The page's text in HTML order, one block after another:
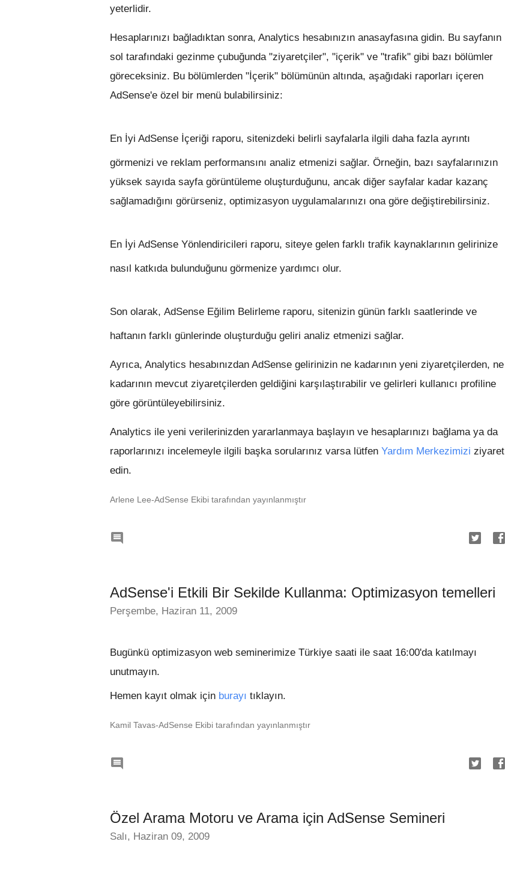
yeterlidir.
Hesaplarınızı bağladıktan sonra, Analytics hesabınızın anasayfasına gidin. Bu sayfanın
sol tarafındaki gezinme çubuğunda "ziyaretçiler", "içerik" ve "trafik" gibi bazı bölümler
göreceksiniz. Bu bölümlerden "İçerik" bölümünün altında, aşağıdaki raporları içeren
AdSense'e özel bir menü bulabilirsiniz:
En İyi AdSense İçeriği raporu, sitenizdeki belirli sayfalarla ilgili daha fazla ayrıntı
görmenizi ve reklam performansını analiz etmenizi sağlar. Örneğin, bazı sayfalarınızın
yüksek sayıda sayfa görüntüleme oluşturduğunu, ancak diğer sayfalar kadar kazanç
sağlamadığını görürseniz, optimizasyon uygulamalarınızı ona göre değiştirebilirsiniz.
En İyi AdSense Yönlendiricileri raporu, siteye gelen farklı trafik kaynaklarının gelirinize
nasıl katkıda bulunduğunu görmenize yardımcı olur.
Son olarak, AdSense Eğilim Belirleme raporu, sitenizin günün farklı saatlerinde ve
haftanın farklı günlerinde oluşturduğu geliri analiz etmenizi sağlar.
Ayrıca, Analytics hesabınızdan AdSense gelirinizin ne kadarının yeni ziyaretçilerden, ne
kadarının mevcut ziyaretçilerden geldiğini karşılaştırabilir ve gelirleri kullanıcı profiline
göre görüntüleyebilirsiniz.
Analytics ile yeni verilerinizden yararlanmaya başlayın ve hesaplarınızı bağlama ya da
raporlarınızı incelemeyle ilgili başka sorularınız varsa lütfen Yardım Merkezimizi ziyaret
edin.
Arlene Lee-AdSense Ekibi tarafından yayınlanmıştır

AdSense'i Etkili Bir Sekilde Kullanma: Optimizasyon temelleri
Perşembe, Haziran 11, 2009
Bugünkü optimizasyon web seminerimize Türkiye saati ile saat 16:00'da katılmayı
unutmayın.
Hemen kayıt olmak için burayı tıklayın.
Kamil Tavas-AdSense Ekibi tarafından yayınlanmıştır

Özel Arama Motoru ve Arama için AdSense Semineri
Salı, Haziran 09, 2009